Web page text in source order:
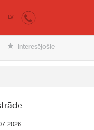
LV
Interesējošie